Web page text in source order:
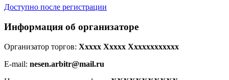
Доступно после регистрации
Информация об организаторе
Организатор торгов: Xxxxx Xxxxx Xxxxxxxxxxxx
E-mail: nesen.arbitr@mail.ru